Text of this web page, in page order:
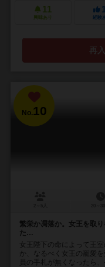
11
興味あり 経験
再
No. 10
繁栄か凋落か。女王を取
た…
女王陛下の命によって王
か、なるべく女王の寵愛
員の手札が無くなったら